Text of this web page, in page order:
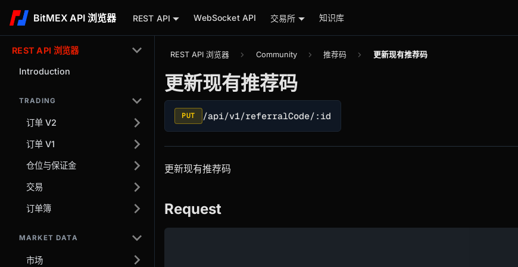
BitMEX API 浏览器 REST API WebSocket API 交易所 知识库
REST API 浏览器
Introduction
TRADING
订单 V2
订单 V1
仓位与保证金
交易
订单簿
MARKET DATA
市场
REST API 浏览器 Community 推荐码 更新现有推荐码
更新现有推荐码
PUT /api/v1/referralCode/:id
更新现有推荐码
Request